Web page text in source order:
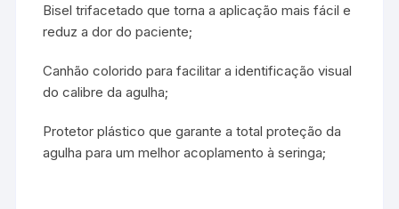
Bisel trifacetado que torna a aplicação mais fácil e
reduz a dor do paciente;
Canhão colorido para facilitar a identificação visual
do calibre da agulha;
Protetor plástico que garante a total proteção da
agulha para um melhor acoplamento à seringa;